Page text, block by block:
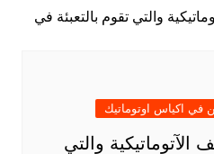
في اكياس اوتوماتيك
الآتوماتيكية والتي